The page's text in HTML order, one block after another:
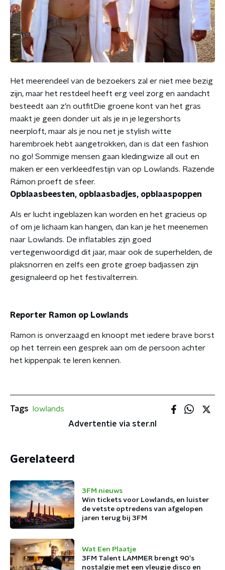
Het meerendeel van de bezoekers zal er niet mee bezig
zijn, maar het restdeel heeft erg veel zorg en aandacht
besteedt aan z'n outfitDie groene kont van het gras
maakt je geen donder uit als je in je legershorts
neerploft, maar als je nou net je stylish witte
harembroek hebt aangetrokken, dan is dat een fashion
no go! Sommige mensen gaan kledingwize all out en
maken er een verkleedfestijn van op Lowlands. Razende
Rámon proeft de sfeer.
Opblaasbeesten, opblaasbadjes, opblaaspoppen
Als er lucht ingeblazen kan worden en het gracieus op
of om je lichaam kan hangen, dan kan je het meenemen
naar Lowlands. De inflatables zijn goed
vertegenwoordigd dit jaar, maar ook de superhelden, de
plaksnorren en zelfs een grote groep badjassen zijn
gesignaleerd op het festivalterrein.
Reporter Ramon op Lowlands
Ramon is onverzaagd en knoopt met iedere brave borst
op het terrein een gesprek aan om de persoon achter
het kippenpak te leren kennen.
Tags
lowlands
Advertentie via ster.nl
Gerelateerd
3FM nieuws
Win tickets voor Lowlands, en luister
de vetste optredens van afgelopen
jaren terug bij 3FM
Wat Een Plaatje
3FM Talent LAMMER brengt 90's
nostalgie met een vleugje disco en